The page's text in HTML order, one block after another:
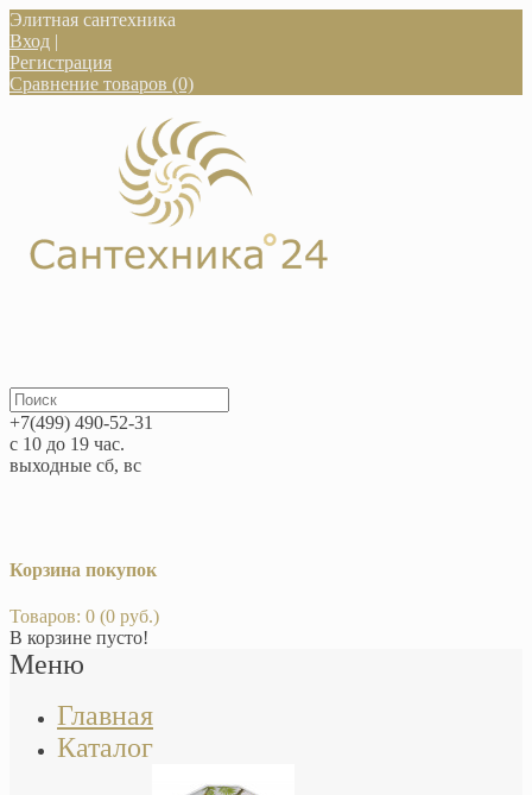
Элитная сантехника
Вход |
Регистрация
Сравнение товаров (0)
+7(499) 490-52-31
с 10 до 19 час.
выходные сб, вс
Корзина покупок
Товаров: 0 (0 руб.)
В корзине пусто!
Меню
Главная
Каталог